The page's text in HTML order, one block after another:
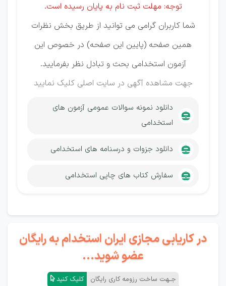
توجه: مهلت ثبت نام به پایان رسیده است.
شما کاربران گرامی می توانید از طریق بخش نظرات
همین صفحه (پایین این صفحه) در خصوص این
آزمون استخدامی بحث و تبادل نظر بفرمایید.
جهت مشاهده آگهی در سایت اصلیکلیک نمایید
دانلود نمونه سوالات عمومی آزمون های
استخدامی
دانلود جزوات و درسنامه های استخدامی
سفارش کتاب های چاپی استخدامی
در کاریابی مجازی ایران استخدام به رایگان
عضو شوید...
جـهت ساخت رزومه کاری رایگان کلیک کنید